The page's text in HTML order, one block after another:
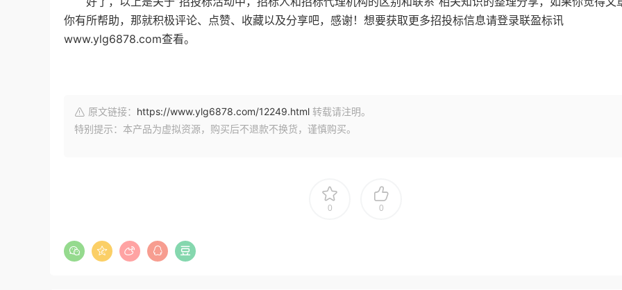
你有所帮助，那就积极评论、点赞、收藏以及分享吧，感谢！想要获取更多招投标信息请登录联盈标讯
www.ylg6878.com查看。
原文链接： https://www.ylg6878.com/12249.html 转载请注明。
特别提示：本产品为虚拟资源，购买后不退款不换货，谨慎购买。
0 0